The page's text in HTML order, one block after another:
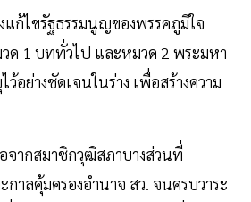
แก้ไขรัฐธรรมนูญของพรรคภูมิใจ
ด 1 บททั่วไป และหมวด 2 พระมหา
ว้อย่างชัดเจนในร่าง เพื่อสร้างความ
จากสมาชิกวุฒิสภาบางส่วนที่
าลคุ้มครองอำนาจ สว. จนครบวาระ